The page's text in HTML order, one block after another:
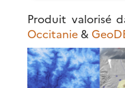
Produit valorisé
Occitanie &